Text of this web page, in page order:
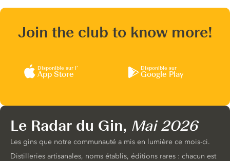
Join the club to know more!
Disponible sur l’
App Store
Disponible sur
Google Play
Le Radar du Gin, Mai 2026
Les gins que notre communauté a mis en lumière ce mois-ci.
Distilleries artisanales, noms établis, éditions rares : chacun est